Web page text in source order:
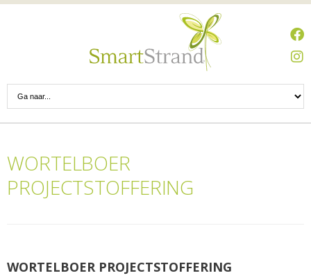
WORTELBOER
PROJECTSTOFFERING
WORTELBOER PROJECTSTOFFERING